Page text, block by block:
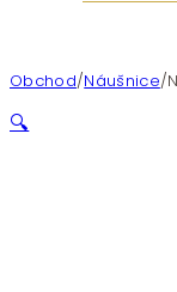
Obchod/Náušnice/
🔍